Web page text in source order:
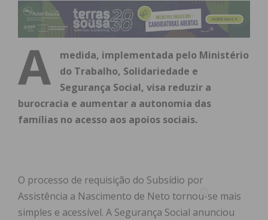
A
medida, implementada pelo Ministério
do Trabalho, Solidariedade e
Segurança Social, visa reduzir a
burocracia e aumentar a autonomia das
famílias no acesso aos apoios sociais.
O processo de requisição do Subsídio por
Assistência a Nascimento de Neto tornou-se mais
simples e acessível. A Segurança Social anunciou